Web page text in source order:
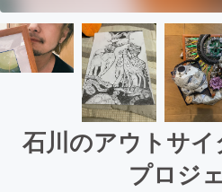
石川のアウトサ
プロジ